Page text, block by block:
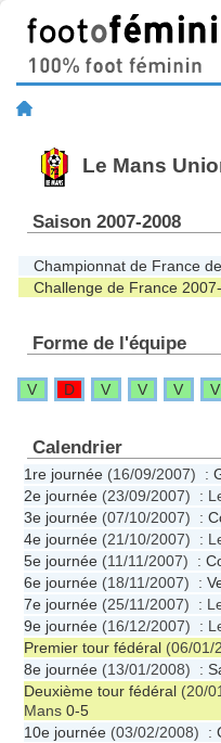
Le Mans
Saison 2007-2008
Championnat de France
Challenge de France
Forme de l'équipe
V D V V V V
Calendrier
1re journée (16/09/2007) :
2e journée (23/09/2007) :
3e journée (07/10/2007) :
4e journée (21/10/2007) :
5e journée (11/11/2007) :
6e journée (18/11/2007) :
7e journée (25/11/2007) :
9e journée (16/12/2007) :
Premier tour fédéral (06/01/
8e journée (13/01/2008) :
Deuxième tour fédéral (20/
Mans 0-5
10e journée (03/02/2008) :